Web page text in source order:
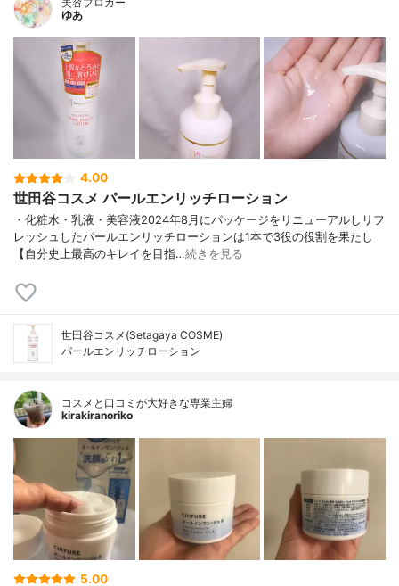
ゆあ
4.00
世田谷コスメ パールエンリッチローション
・化粧水・乳液・美容液2024年8月にパッケージをリニューアルしリフ
レッシュしたパールエンリッチローションは1本で3役の役割を果たし
【自分史上最高のキレイを目指…続きを見る
世田谷コスメ(Setagaya COSME)
パールエンリッチローション
コスメと口コミが大好きな専業主婦
kirakiranoriko
5.00